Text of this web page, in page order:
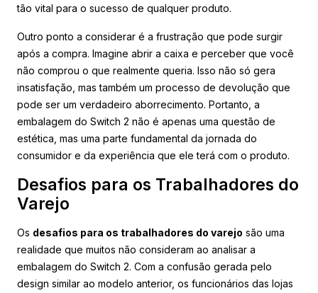
tão vital para o sucesso de qualquer produto.
Outro ponto a considerar é a frustração que pode surgir
após a compra. Imagine abrir a caixa e perceber que você
não comprou o que realmente queria. Isso não só gera
insatisfação, mas também um processo de devolução que
pode ser um verdadeiro aborrecimento. Portanto, a
embalagem do Switch 2 não é apenas uma questão de
estética, mas uma parte fundamental da jornada do
consumidor e da experiência que ele terá com o produto.
Desafios para os Trabalhadores do
Varejo
Os desafios para os trabalhadores do varejo são uma
realidade que muitos não consideram ao analisar a
embalagem do Switch 2. Com a confusão gerada pelo
design similar ao modelo anterior, os funcionários das lojas